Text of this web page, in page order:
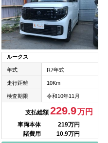
ルークス
年式 R7年式
走行距離 10Km
検査期限 令和10年11月
支払総額229.9万円
車両本体
219万円
諸費用
10.9万円